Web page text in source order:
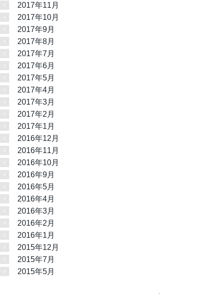
2017年11月
2017年10月
2017年9月
2017年8月
2017年7月
2017年6月
2017年5月
2017年4月
2017年3月
2017年2月
2017年1月
2016年12月
2016年11月
2016年10月
2016年9月
2016年5月
2016年4月
2016年3月
2016年2月
2016年1月
2015年12月
2015年7月
2015年5月